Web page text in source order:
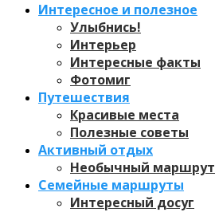
Интересное и полезное
Улыбнись!
Интерьер
Интересные факты
Фотомиг
Путешествия
Красивые места
Полезные советы
Активный отдых
Необычный маршрут
Семейные маршруты
Интересный досуг